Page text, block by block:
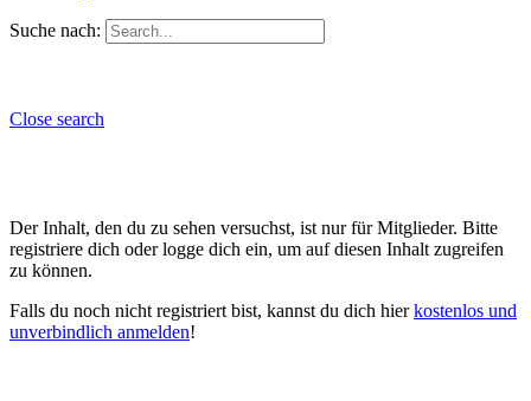
Suche nach:
Close search
Der Inhalt, den du zu sehen versuchst, ist nur für Mitglieder. Bitte
registriere dich oder logge dich ein, um auf diesen Inhalt zugreifen
zu können.
Falls du noch nicht registriert bist, kannst du dich hierkostenlos und
unverbindlich anmelden!